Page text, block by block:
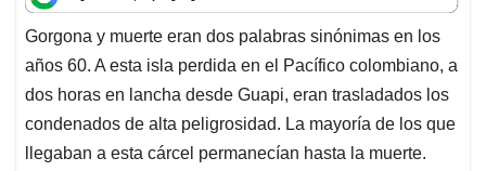
t
s
A
p
p
e
b
o
o
k
k
e
d
I
n
i
l
e
a
d
s
Gorgona y muerte eran dos palabras sinónimas en los
años 60. A esta isla perdida en el Pacífico colombiano, a
dos horas en lancha desde Guapi, eran trasladados los
condenados de alta peligrosidad. La mayoría de los que
llegaban a esta cárcel permanecían hasta la muerte.